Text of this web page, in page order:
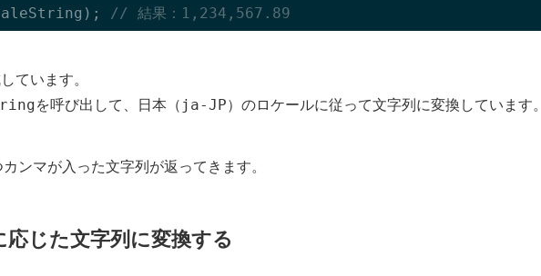
// 結果：1,234,567.89
ています。
を呼び出して、日本（ ja-JP）のロケールに従って文字列に変換しています。
ンマが入った文字列が返ってきます。
応じた文字列に変換する